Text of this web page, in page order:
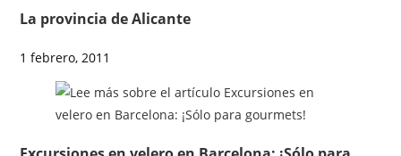
La provincia de Alicante
1 febrero, 2011